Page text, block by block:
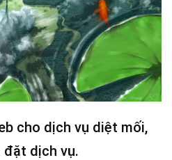
cho dịch vụ diệt mối,
đặt dịch vụ.